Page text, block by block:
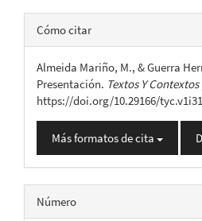
Detalles
del
artículo
Cómo citar
Almeida Mariño, M., & Guerra
Presentación. Textos Y Contextos
https://doi.org/10.29166/
Más formatos de cita
Número